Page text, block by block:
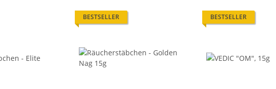
BESTSELLER BESTSELLER